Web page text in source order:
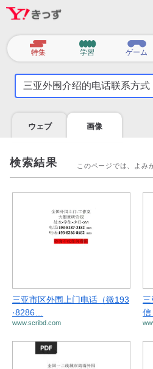
カ
テ
特集 学習 ゲーム
気
に
を
調
べ
よ
ウェブ 画像
検索結果 このページでは、よみ
三亚市区外围上门电话（微193
·8286…
www.scribd.com
信